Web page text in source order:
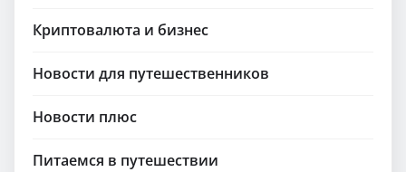
Криптовалюта и бизнес
Новости для путешественников
Новости плюс
Питаемся в путешествии